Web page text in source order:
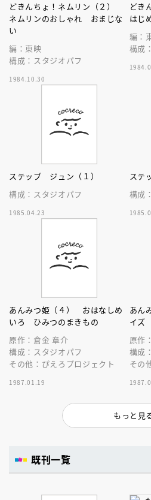
どきんちょ！ネムリン（２）
ネムリンのおしゃれ おまじな
い
編：東映
構成：スタジオパフ
1984.10.30
どき
はじ
編：
構成
ステップ ジュン（１）
構成：スタジオパフ
1985.04.23
ステ
構成
あんみつ姫（４） おはなしめ
いろ ひみつのまきもの
原作：倉金 章介
構成：スタジオパフ
その他：ぴえろプロジェクト
1987.01.19
あん
イズ
原作
構成
その
もっと見
既刊一覧